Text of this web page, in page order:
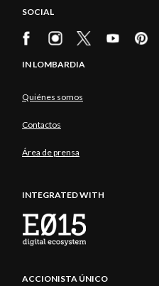
SOCIAL
IN LOMBARDIA
Quiénes somos
Contactos
Área de prensa
INTEGRATED WITH
ACCIONISTA ÚNICO